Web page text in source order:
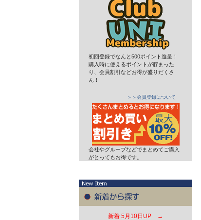
初回登録でなんと500ポイント進呈！
購入時に使えるポイントが貯まった
り、会員割引などお得が盛りだくさ
ん！
＞＞会員登録について
会社やグループなどでまとめてご購入
がとってもお得です。
新着 5月10日UP →